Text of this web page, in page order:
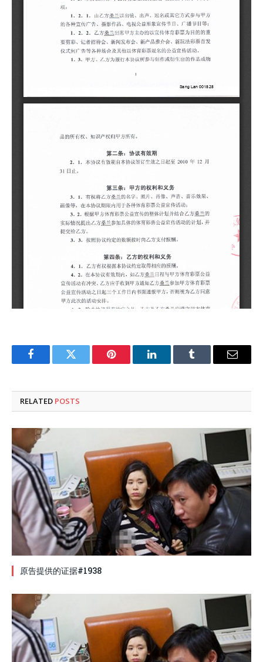
FacebookTwitter Pinterest LinkedInTumblr Email
RELATED POSTS
原告提供的证据#1938